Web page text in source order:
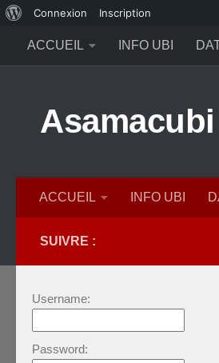
propos
de
Connexion Inscription
ACCUEIL
INFO UBI
Asamacubi
ACCUEIL INFO UBI
SUIVRE :
Username:
Password: